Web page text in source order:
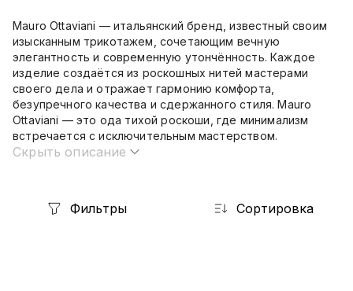
Mauro Ottaviani — итальянский бренд, известный своим
изысканным трикотажем, сочетающим вечную
элегантность и современную утончённость. Каждое
изделие создаётся из роскошных нитей мастерами
своего дела и отражает гармонию комфорта,
безупречного качества и сдержанного стиля. Mauro
Ottaviani — это ода тихой роскоши, где минимализм
встречается с исключительным мастерством.
Скрыть описание
Фильтры Сортировка